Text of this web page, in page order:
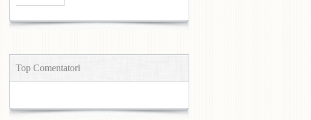
Top Comentatori